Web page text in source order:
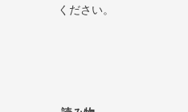
ください。